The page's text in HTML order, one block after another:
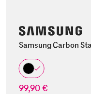
Samsung Carbon
99,90 €